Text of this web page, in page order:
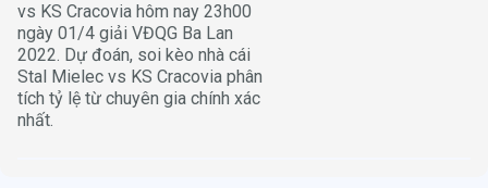
vs KS Cracovia hôm nay 23h00
ngày 01/4 giải VĐQG Ba Lan
2022. Dự đoán, soi kèo nhà cái
Stal Mielec vs KS Cracovia phân
tích tỷ lệ từ chuyên gia chính xác
nhất.